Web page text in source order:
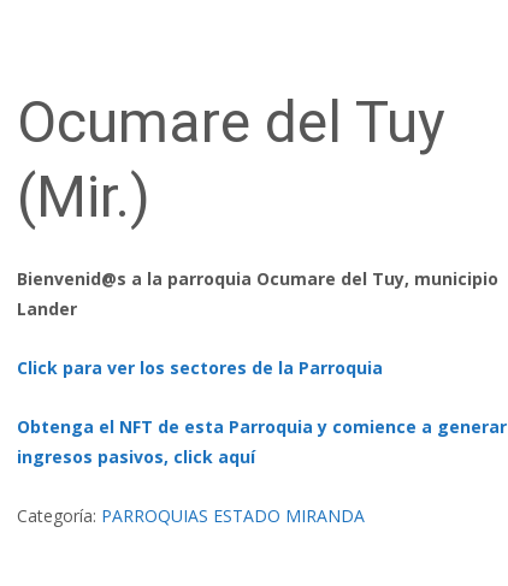
Ocumare del Tuy
(Mir.)
Bienvenid@s a la parroquia Ocumare del Tuy, municipio
Lander
Click para ver los sectores de la Parroquia
Obtenga el NFT de esta Parroquia y comience a generar
ingresos pasivos, click aquí
Categoría: PARROQUIAS ESTADO MIRANDA